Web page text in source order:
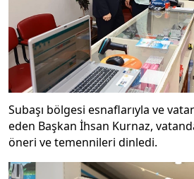
Subaşı bölgesi esnaflarıyla ve
eden Başkan İhsan Kurnaz,
öneri ve temennileri dinledi.